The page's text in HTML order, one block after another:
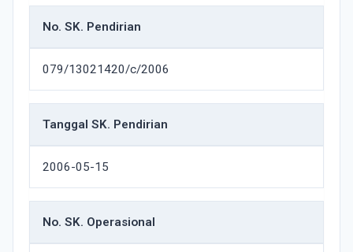
No. SK. Pendirian
079/13021420/c/2006
Tanggal SK. Pendirian
2006-05-15
No. SK. Operasional